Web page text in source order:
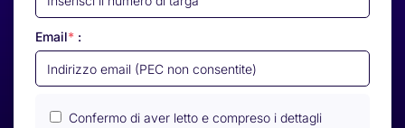
Email* :
Confermo di aver letto e compreso i dettagli